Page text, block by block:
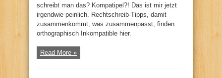
schreibt man das? Kompatipel?! Das ist mir jetzt
irgendwie peinlich. Rechtschreib-Tipps, damit
zusammenkommt, was zusammenpasst, finden
orthographisch Inkompatible hier.
Read More »